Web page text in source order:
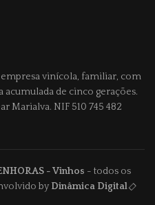
empresa vinícola, familiar, com
acumulada de cinco gerações.
Marialva. NIF 510 745 482
- Vinhos - todos os
by Dinâmica Digital